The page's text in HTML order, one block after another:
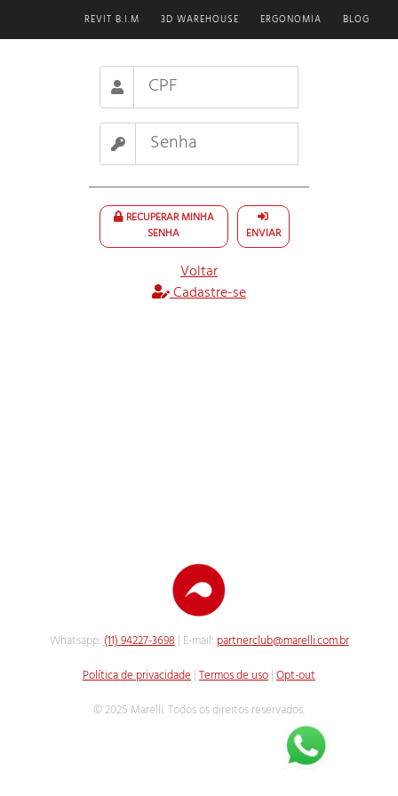
REVIT B.I.M 3D WAREHOUSE ERGONOMIA BLOG
RECUPERAR MINHA
SENHA
ENVIAR
Voltar
Cadastre-se
Whatsapp:(11) 94227-3698| E-mail: partnerclub@marelli.com.br
Política de privacidade|Termos de uso|Opt-out
© 2025 Marelli. Todos os direitos reservados.